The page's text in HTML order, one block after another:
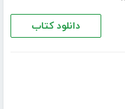
دانلود کتاب